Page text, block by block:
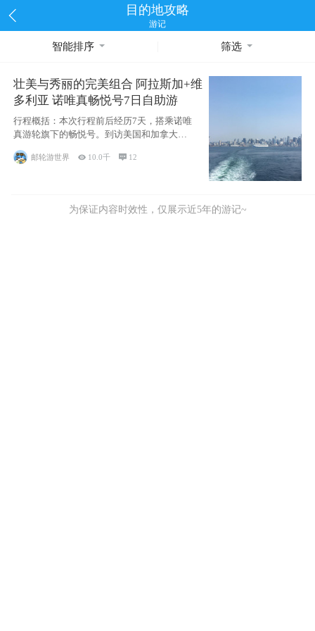
目的地攻略
游记
智能排序 筛选
壮美与秀丽的完美组合 阿拉斯加+维
多利亚 诺唯真畅悦号7日自助游
行程概括：本次行程前后经历7天，搭乘诺唯
真游轮旗下的畅悦号。到访美国和加拿大的4
个州/省：美国华盛顿州
邮轮游世界  10.0千  12
为保证内容时效性，仅展示近5年的游记~